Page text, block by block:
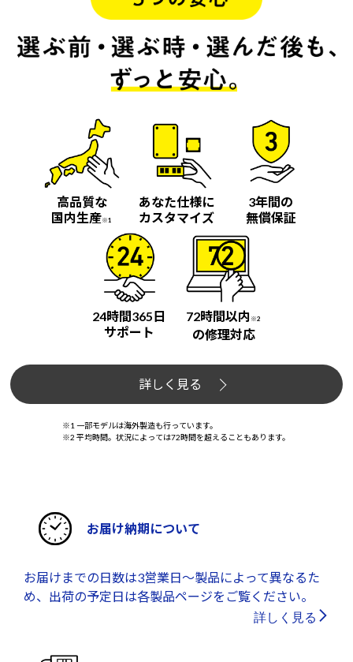
高品質な
国内生産※1
あなた仕様に
カスタマイズ
3年間の
無償保証
24時間365日
サポート
72時間以内 ※2
の修理対応
詳しく見る
※1 一部モデルは海外製造も行っています。
※2 平均時間。状況によっては72時間を超えることもあります。
お届け納期について
お届けまでの日数は3営業日～製品によって異なるた
め、出荷の予定日は各製品ページをご覧ください。
詳しく見る